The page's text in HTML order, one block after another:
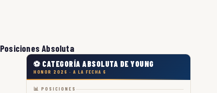
Posiciones Absoluta
⚽ CATEGORÍA ABSOLUTA DE YOUNG
HONOR 2026 · A LA FECHA 6
📊 POSICIONES